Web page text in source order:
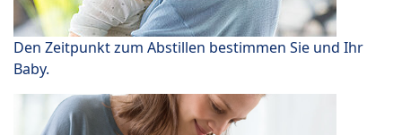
Den Zeitpunkt zum Abstillen bestimmen Sie und Ihr
Baby.